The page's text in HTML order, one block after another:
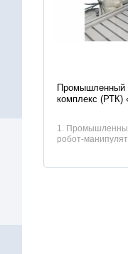
Промышленный
комплекс (РТК)
1.
робот-